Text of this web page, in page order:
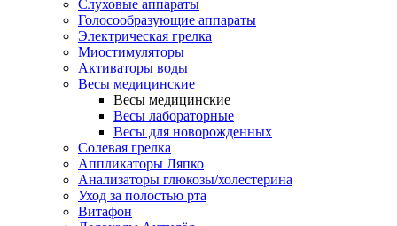
Слуховые аппараты
Голосообразующие аппараты
Электрическая грелка
Миостимуляторы
Активаторы воды
Весы медицинские
Весы медицинские
Весы лабораторные
Весы для новорожденных
Солевая грелка
Аппликаторы Ляпко
Анализаторы глюкозы/холестерина
Уход за полостью рта
Витафон